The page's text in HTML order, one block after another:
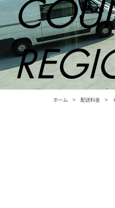
ホーム > 配送料金 >